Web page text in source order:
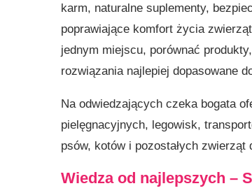
karm, naturalne suplementy,
poprawiające komfort życia
jednym miejscu, porównać
rozwiązania najlepiej dopasowane
Na odwiedzających czeka bogata
pielęgnacyjnych, legowisk,
psów, kotów i pozostałych zwierząt
Wiedza od najlepszych –